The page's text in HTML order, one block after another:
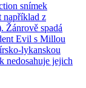
snímek
například z
Žánrově spadá
Evil s Millou
lykanskou
nedosahuje jejich